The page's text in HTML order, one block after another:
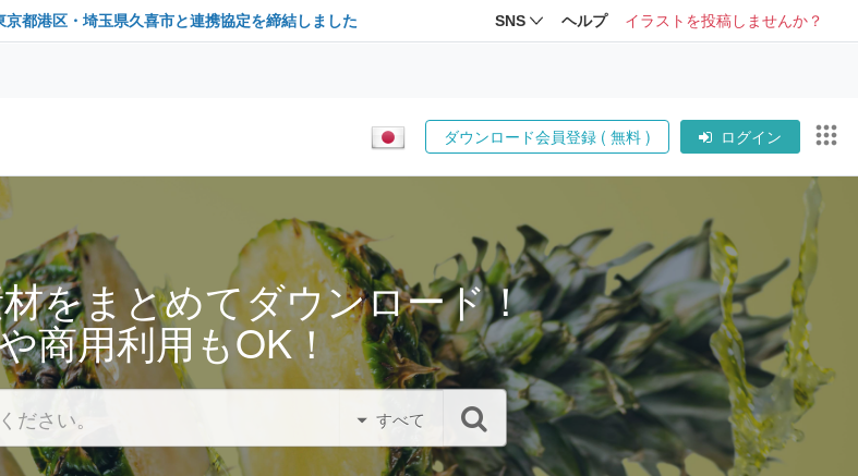
都港区・埼玉県久喜市と連携協定を締結しました SNS ヘルプ イラストを投稿しませんか？
ダウンロード会員登録 ( 無料 ) ログイン
をまとめてダウンロード！
商用利用もOK！
すべて